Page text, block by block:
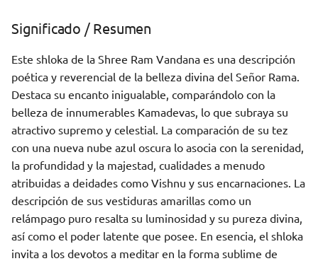
Significado / Resumen
Este shloka de la Shree Ram Vandana es una descripción
poética y reverencial de la belleza divina del Señor Rama.
Destaca su encanto inigualable, comparándolo con la
belleza de innumerables Kamadevas, lo que subraya su
atractivo supremo y celestial. La comparación de su tez
con una nueva nube azul oscura lo asocia con la serenidad,
la profundidad y la majestad, cualidades a menudo
atribuidas a deidades como Vishnu y sus encarnaciones. La
descripción de sus vestiduras amarillas como un
relámpago puro resalta su luminosidad y su pureza divina,
así como el poder latente que posee. En esencia, el shloka
invita a los devotos a meditar en la forma sublime de